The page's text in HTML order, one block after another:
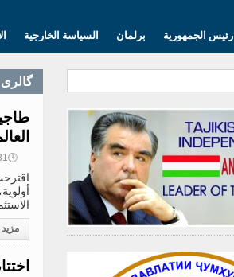
السياسة الخارجية برلمان رئيس الجمهورية
گالری
🕔
مزيد